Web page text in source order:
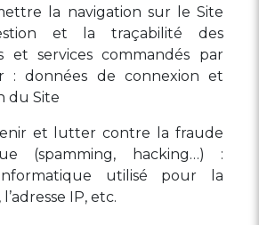
la navigation sur le Site
et la traçabilité des
et services commandés par
: données de connexion et
du Site
et lutter contre la fraude
(spamming, hacking…) :
utilisé pour la
IP, etc.